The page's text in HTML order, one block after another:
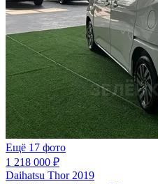
Ещё 17 фото
1 218 000 ₽
Daihatsu Thor 2019